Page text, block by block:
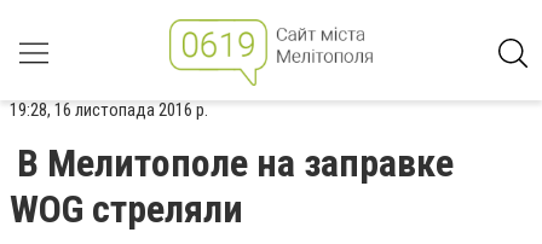
19:28, 16 листопада 2016 р.
В Мелитополе на заправке
WOG стреляли